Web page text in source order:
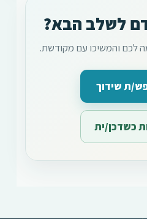
לשלב הבא?
לכם והמשיכו עם מקודשת.
ת שידוך
כשדכן/ית